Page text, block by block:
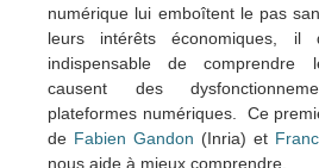
numérique lui emboîtent le pas
leurs intérêts économiques, il
indispensable de comprendre
causent des
plateformes numériques. Ce
de Fabien Gandon (Inria) et
nous aide à mieux comprendre.